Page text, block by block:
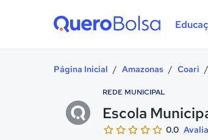
Página Inicial / Amazonas / Coari /
REDE MUNICIPAL
Escola
0.0